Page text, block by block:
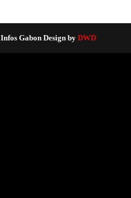
Gabon Design by DWD